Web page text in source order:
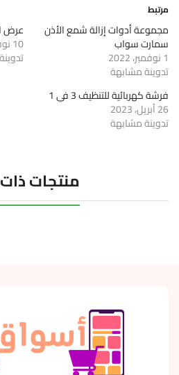
مرتبط
مجموعة أدوات إزالة شمع الأذن
سمارت سواب
1 نوفمبر، 2022
تدوينة مشابهة
عرض
10 نوفمبر، 2022
فرشة كهربائية للتنظيف 3 في 1
26 أبريل، 2023
تدوينة مشابهة
منتجات